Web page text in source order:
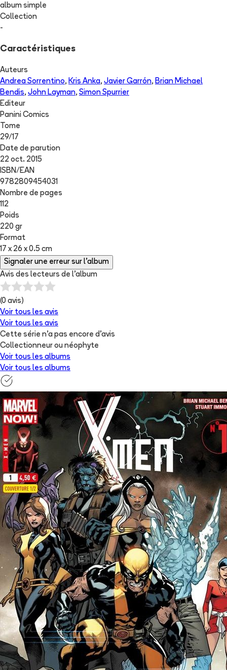
album simple
Collection
-
Caractéristiques
Auteurs
Andrea Sorrentino, Kris Anka, Javier Garrón, Brian Michael
Bendis, John Layman, Simon Spurrier
Editeur
Panini Comics
Tome
29/17
Date de parution
22 oct. 2015
ISBN/EAN
9782809454031
Nombre de pages
112
Poids
220 gr
Format
17 x 26 x 0.5 cm
Signaler une erreur sur l'album
Avis des lecteurs de l'album
(0 avis)
Voir tous les avis
Voir tous les avis
Cette série n'a pas encore d'avis
Collectionneur ou néophyte
Voir tous les albums
Voir tous les albums